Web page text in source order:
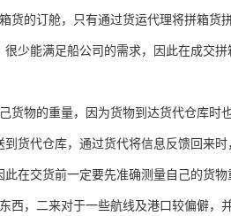
货的订舱，只有通过货运代理将拼箱货
少能满足船公司的需求，因此在成交
货物的重量，因为货物到达货代仓库时
货代仓库，通过货代将信息反馈回来
在交货前一定要先准确测量自己的货物
西，二来对于一些航线及港口较偏僻，